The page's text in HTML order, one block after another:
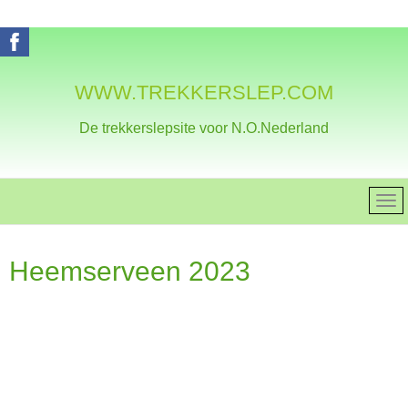
WWW.TREKKERSLEP.COM
De trekkerslepsite voor N.O.Nederland
Heemserveen 2023